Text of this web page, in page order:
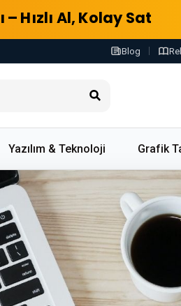
Hızlı Al, Kolay Sat
Blog
Yazılım & Teknoloji Grafik